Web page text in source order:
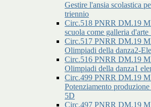
Gestire l'ansia scolastica
triennio
Circ.518 PNRR DM.19
scuola come galleria
Circ.517 PNRR DM.19
Olimpiadi della danza2-
Circ.516 PNRR DM.19
Olimpiadi della danza1
Circ.499 PNRR DM.19
Potenziamento produzione
5D
Circ.497 PNRR DM.19